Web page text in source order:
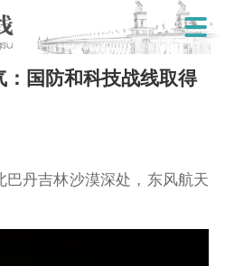
国防和科技战线取得
丹吉林沙漠深处，东风航天